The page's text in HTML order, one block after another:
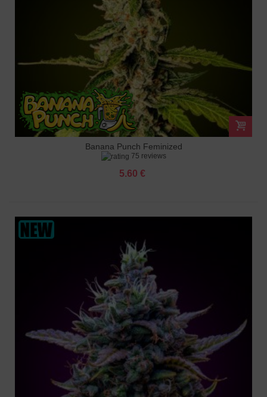
Banana Punch Feminized
75 reviews
5.60 €